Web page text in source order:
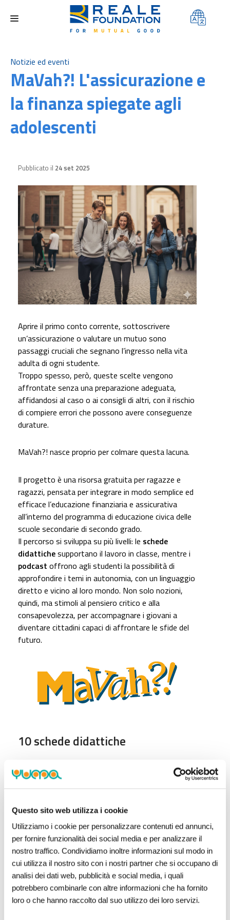
Questo sito web utilizza i cookie
Utilizziamo i cookie per personalizzare contenuti ed annunci,
per fornire funzionalità dei social media e per analizzare il
nostro traffico. Condividiamo inoltre informazioni sul modo in
cui utilizza il nostro sito con i nostri partner che si occupano di
analisi dei dati web, pubblicità e social media, i quali
potrebbero combinarle con altre informazioni che ha fornito
loro o che hanno raccolto dal suo utilizzo dei loro servizi.
AREE DI INTERVENTO
PROGETTI
CONTEST
CONTATTI
Notizie ed eventi
MaVah?! L'assicurazione e
la finanza spiegate agli
adolescenti
Pubblicato il 24 set 2025
Aprire il primo conto corrente, sottoscrivere
un’assicurazione o valutare un mutuo sono
passaggi cruciali che segnano l’ingresso nella vita
adulta di ogni studente.
Troppo spesso, però, queste scelte vengono
affrontate senza una preparazione adeguata,
affidandosi al caso o ai consigli di altri, con il rischio
di compiere errori che possono avere conseguenze
durature.
MaVah?! nasce proprio per colmare questa lacuna.
Il progetto è una risorsa gratuita per ragazze e
ragazzi, pensata per integrare in modo semplice ed
efficace l’educazione finanziaria e assicurativa
all’interno del programma di educazione civica delle
scuole secondarie di secondo grado.
Il percorso si sviluppa su più livelli: le schede
didattichesupportano il lavoro in classe, mentre i
podcast offrono agli studenti la possibilità di
approfondire i temi in autonomia, con un linguaggio
diretto e vicino al loro mondo. Non solo nozioni,
quindi, ma stimoli al pensiero critico e alla
consapevolezza, per accompagnare i giovani a
diventare cittadini capaci di affrontare le sfide del
futuro.
10 schede didattiche
possono contare su contenuti chiari, aggiornati e in
linea con le indicazioni ministeriali, facilmente
SCARICA LE SCHEDE
2 podcast, 20 episodi